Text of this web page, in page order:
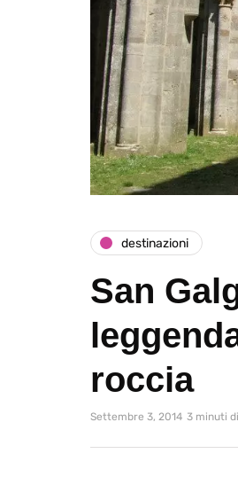
destinazioni
San
roccia
Settembre 3, 2014 3 minuti